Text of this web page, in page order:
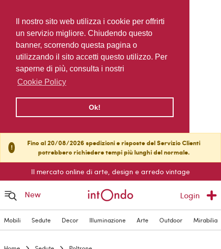
Il nostro sito web utilizza i cookie per offrirti
un servizio migliore. Chiudendo questo
banner, scorrendo questa pagina o
utilizzando il sito accetti questo utilizzo. Per
saperne di più, consulta i nostri
Cookie Policy
Ok!
!
Fino al 20/08/2026 spedizioni e risposte del Servizio Clienti
potrebbero richiedere tempi più lunghi del normale.
Il mercato online di arte, design e arredo vintage
New Login
Mobili Sedute Decor Illuminazione Arte Outdoor Mirabilia